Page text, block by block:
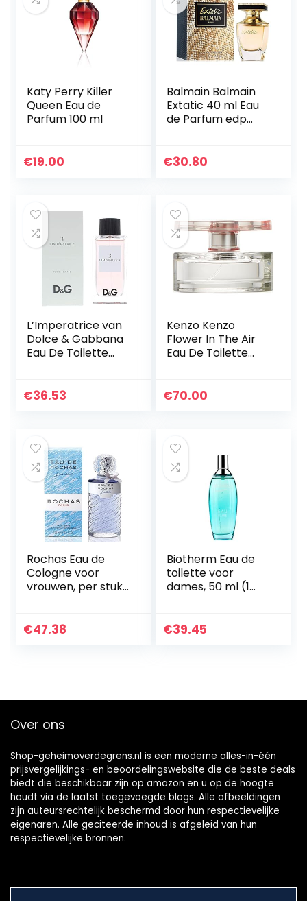
Katy Perry Killer
Queen Eau de
Parfum 100 ml
€19.00
Balmain Balmain
Extatic 40 ml Eau
de Parfum edp
pakket)
€30.80
L’Imperatrice van
Dolce & Gabbana
Eau De Toilette
€36.53
Kenzo Kenzo
Flower In The Air
Eau De Toilette
€70.00
Rochas Eau de
Cologne voor
vrouwen, per stuk
€47.38
Biotherm Eau de
toilette voor
dames, 50 ml (1
€39.45
Over ons
Shop-geheimoverdegrens.nl is een moderne alles-in-één
prijsvergelijkings- en beoordelingswebsite die de beste deals
biedt die beschikbaar zijn op amazon en u op de hoogte
houdt via de laatst toegevoegde blogs. Alle afbeeldingen
zijn auteursrechtelijk beschermd door hun respectievelijke
eigenaren. Alle geciteerde inhoud is afgeleid van hun
respectievelijke bronnen.